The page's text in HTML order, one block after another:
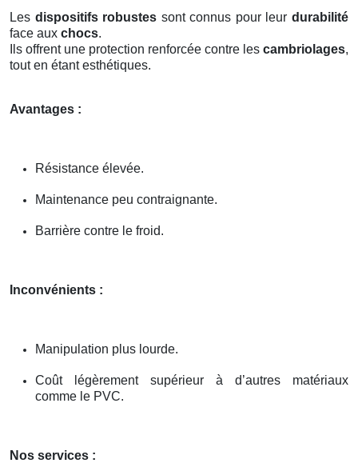
Les dispositifs robustes sont connus pour leurdurabilité
face aux chocs.
Ils offrent une protection renforcée contre les cambriolages,
tout en étant esthétiques.
Avantages :
Résistance élevée.
Maintenance peu contraignante.
Barrière contre le froid.
Inconvénients :
Manipulation plus lourde.
Coût légèrement supérieur à d’autres matériaux
comme le PVC.
Nos services :